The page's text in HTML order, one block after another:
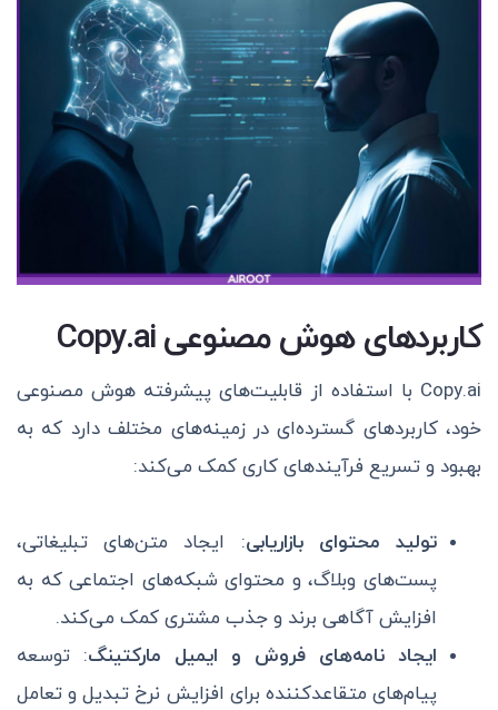
کاربردهای هوش مصنوعی Copy.ai
Copy.ai با استفاده از قابلیت‌های پیشرفته هوش مصنوعی
خود، کاربردهای گسترده‌ای در زمینه‌های مختلف دارد که به
بهبود و تسریع فرآیندهای کاری کمک می‌کند:
تولید محتوای بازاریابی: ایجاد متن‌های تبلیغاتی،
پست‌های وبلاگ، و محتوای شبکه‌های اجتماعی که به
افزایش آگاهی برند و جذب مشتری کمک می‌کند.
ایجاد نامه‌های فروش و ایمیل مارکتینگ: توسعه
پیام‌های متقاعدکننده برای افزایش نرخ تبدیل و تعامل